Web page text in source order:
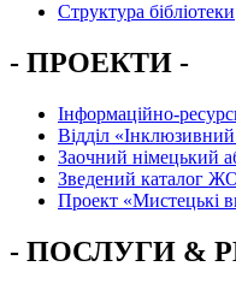
Структура бібліотеки
- ПРОЕКТИ -
Інформаційно-
Вiддiл «Інклюзивний
Заочний німецький
Зведений каталог
Проект «Мистецькі
- ПОСЛУГИ &